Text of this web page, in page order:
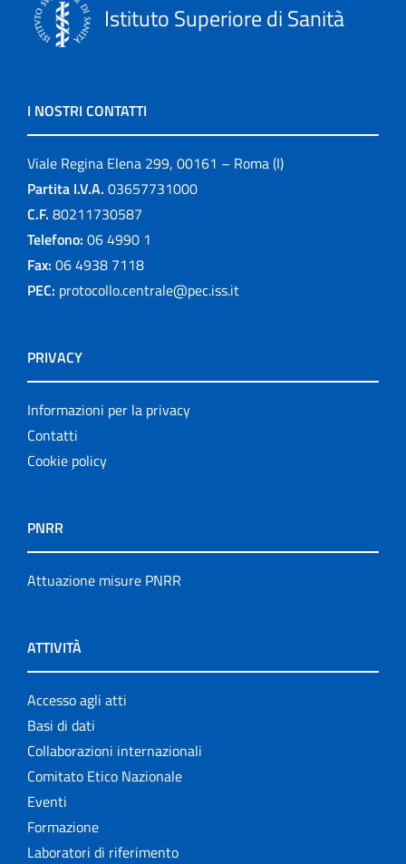
Istituto Superiore di Sanità
I NOSTRI CONTATTI
Viale Regina Elena 299, 00161 – Roma (I)
Partita I.V.A. 03657731000
C.F. 80211730587
Telefono: 06 4990 1
Fax: 06 4938 7118
PEC: protocollo.centrale@pec.iss.it
PRIVACY
Informazioni per la privacy
Contatti
Cookie policy
PNRR
Attuazione misure PNRR
ATTIVITÀ
Accesso agli atti
Basi di dati
Collaborazioni internazionali
Comitato Etico Nazionale
Eventi
Formazione
Laboratori di riferimento